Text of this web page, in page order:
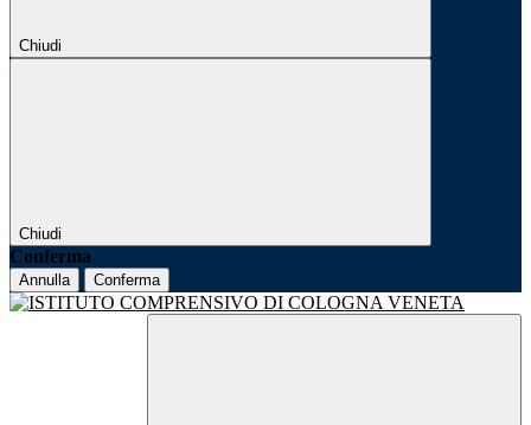
Chiudi
Chiudi
Conferma
Annulla Conferma